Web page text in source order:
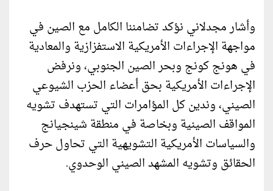
وأشار مجدلاني نؤكد تضامننا الكامل مع الصين في
مواجهة الإجراءات الأمريكية الاستفزازية والمعادية
في هونج كونج وبحر الصين الجنوبي، ونرفض
الإجراءات الأمريكية بحق أعضاء الحزب الشيوعي
الصيني، وندين كل المؤامرات التي تستهدف تشويه
المواقف الصينية وبخاصة في منطقة شينجيانج
والسياسات الأمريكية التشويهية التي تحاول حرف
الحقائق وتشويه المشهد الصيني الوحدوي.